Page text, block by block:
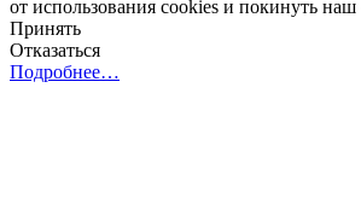
от использования cookies и покинуть наш
Принять
Отказаться
Подробнее…